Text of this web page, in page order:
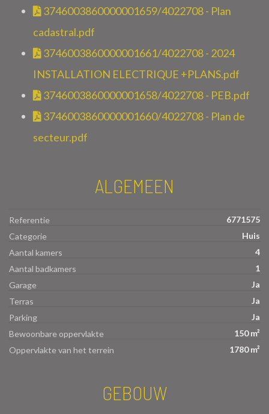
3746003860000001659/4022708 - Plan
cadastral.pdf
3746003860000001661/4022708 - 2024
INSTALLATION ELECTRIQUE +PLANS.pdf
3746003860000001658/4022708 - PEB.pdf
3746003860000001660/4022708 - Plan de
secteur.pdf
ALGEMEEN
Referentie
6771575
Categorie
Huis
Aantal kamers
4
Aantal badkamers
1
Garage
Ja
Terras
Ja
Parking
Ja
Bewoonbare oppervlakte
150 m²
Oppervlakte van het terrein
1780 m²
GEBOUW